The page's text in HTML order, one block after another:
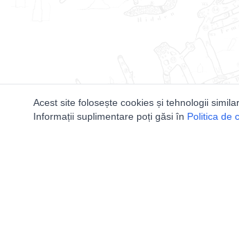
Acest site folosește cookies și tehnologii
Informații suplimentare poți găsi în Politica de